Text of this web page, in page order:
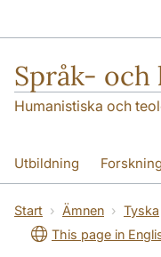
Språk-
Humanistiska och
Utbildning Forskning
SOL-husen Kontakt
översättning till
Start Ämnen Tyska
This page in